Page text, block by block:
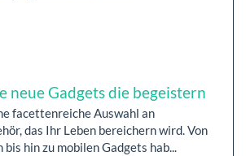
neue Gadgets die begeistern
facettenreiche Auswahl an
das Ihr Leben bereichern wird. Von
hin zu mobilen Gadgets hab...